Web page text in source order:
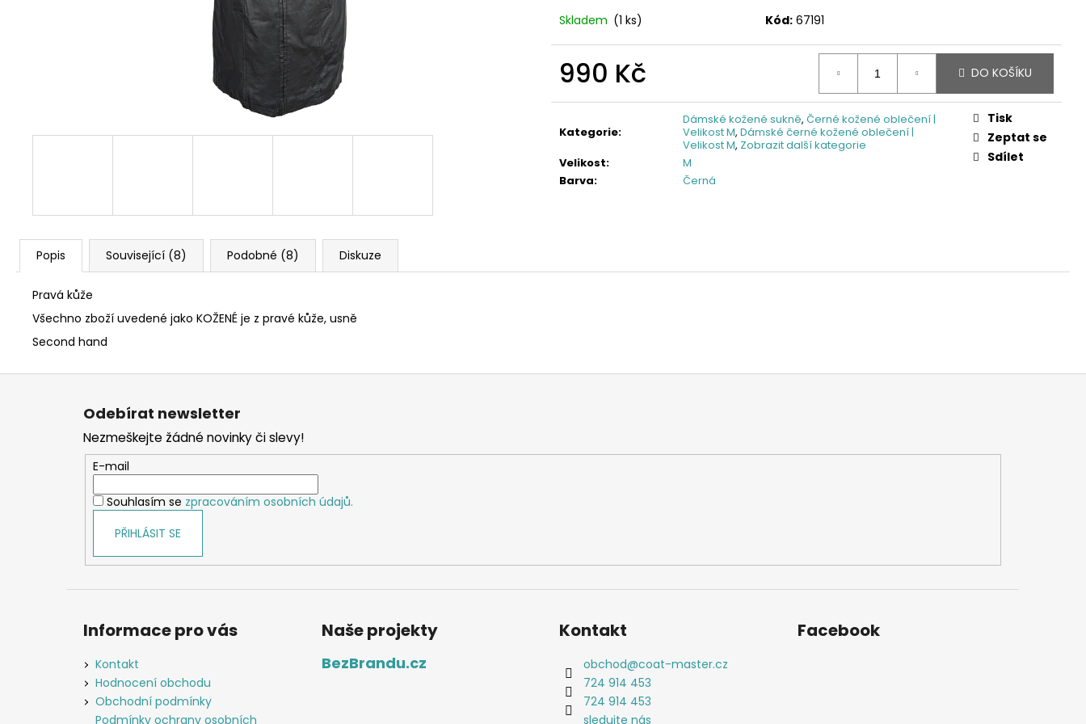
Skladem (1 ks) Kód: 67191
990 Kč
cena:
DO KOŠÍKU
Kategorie:
Dámské kožené sukně, Černé kožené oblečení |
Velikost M, Dámské černé kožené oblečení |
Velikost M, Zobrazit další kategorie
Velikost:
M
Barva: Černá
Tisk
Zeptat se
Sdílet
Popis Související (8) Podobné (8) Diskuze
Pravá kůže
Všechno zboží uvedené jako KOŽENÉ je z pravé kůže, usně
Second hand
Z
Odebírat newsletter
Nezmeškejte žádné novinky či slevy!
E-mail
Souhlasím se zpracováním osobních údajů.
PŘIHLÁSIT SE
Informace pro vás
Kontakt
Hodnocení obchodu
Obchodní podmínky
Podmínky ochrany osobních
Naše projekty
BezBrandu.cz
Kontakt
obchod@coat-master.cz
724 914 453
724 914 453
sledujte nás
Facebook